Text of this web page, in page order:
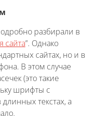
разбирали в
сайта”. Однако
сайтах, но и в
В этом случае
(это такие
шрифты с
текстах, а